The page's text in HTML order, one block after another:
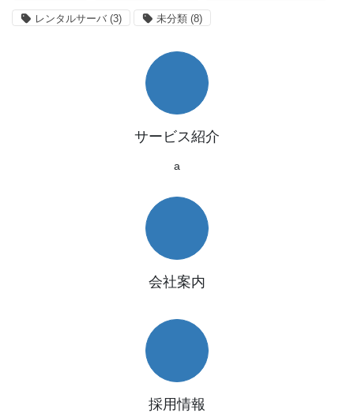
レンタルサーバ (3) 未分類 (8)
サービス紹介
a
会社案内
採用情報